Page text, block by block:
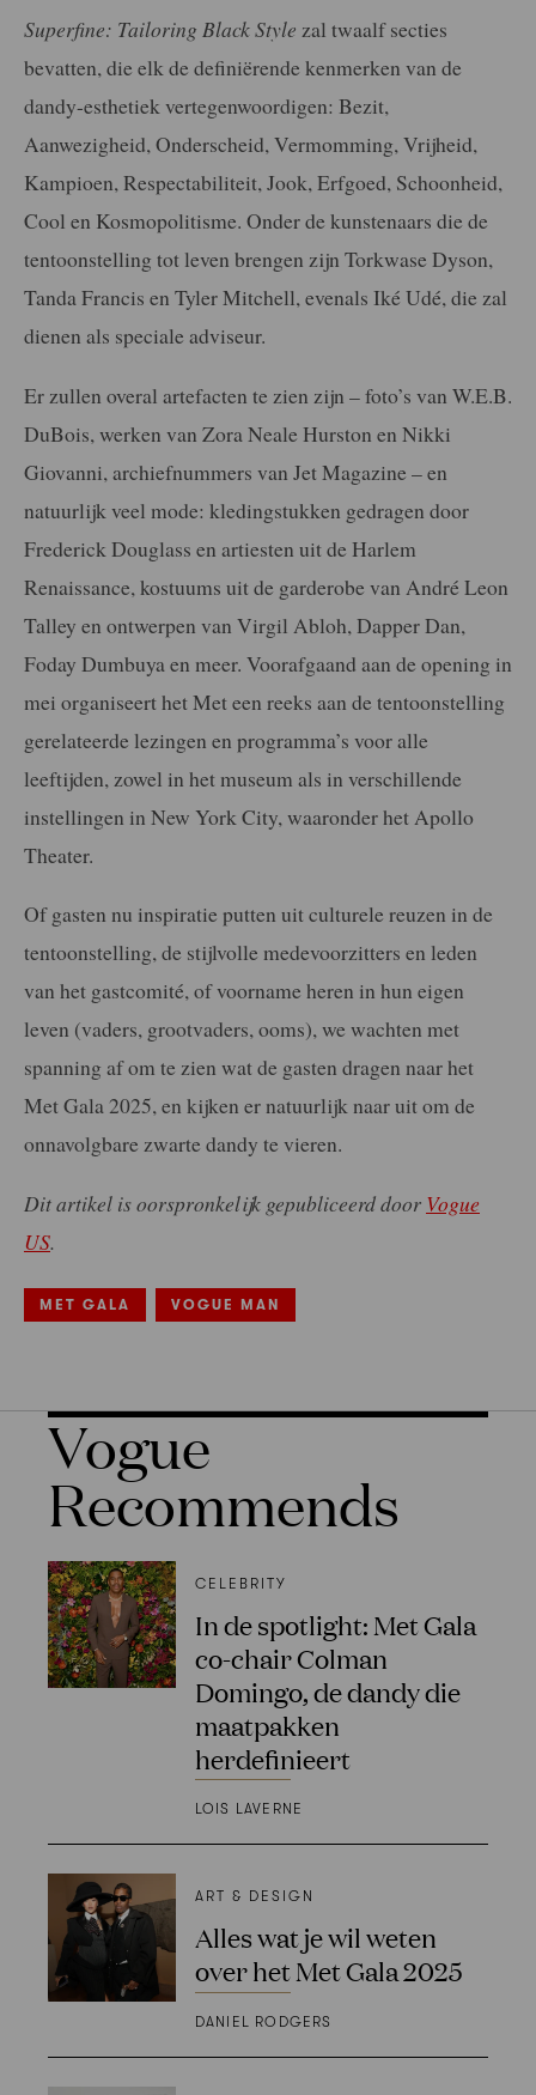
Superfine: Tailoring Black Style zal twaalf secties
bevatten, die elk de definiërende kenmerken van de
dandy-esthetiek vertegenwoordigen: Bezit,
Aanwezigheid, Onderscheid, Vermomming, Vrijheid,
Kampioen, Respectabiliteit, Jook, Erfgoed, Schoonheid,
Cool en Kosmopolitisme. Onder de kunstenaars die de
tentoonstelling tot leven brengen zijn Torkwase Dyson,
Tanda Francis en Tyler Mitchell, evenals Iké Udé, die zal
dienen als speciale adviseur.
Er zullen overal artefacten te zien zijn – foto’s van W.E.B.
DuBois, werken van Zora Neale Hurston en Nikki
Giovanni, archiefnummers van Jet Magazine – en
natuurlijk veel mode: kledingstukken gedragen door
Frederick Douglass en artiesten uit de Harlem
Renaissance, kostuums uit de garderobe van André Leon
Talley en ontwerpen van Virgil Abloh, Dapper Dan,
Foday Dumbuya en meer. Voorafgaand aan de opening in
mei organiseert het Met een reeks aan de tentoonstelling
gerelateerde lezingen en programma’s voor alle
leeftijden, zowel in het museum als in verschillende
instellingen in New York City, waaronder het Apollo
Theater.
Of gasten nu inspiratie putten uit culturele reuzen in de
tentoonstelling, de stijlvolle medevoorzitters en leden
van het gastcomité, of voorname heren in hun eigen
leven (vaders, grootvaders, ooms), we wachten met
spanning af om te zien wat de gasten dragen naar het
Met Gala 2025, en kijken er natuurlijk naar uit om de
onnavolgbare zwarte dandy te vieren.
Dit artikel is oorspronkelijk gepubliceerd door Vogue
US.
MET GALA VOGUE MAN
Vogue
Recommends
CELEBRITY
In de spotlight: Met Gala
co-chair Colman
Domingo, de dandy die
maatpakken
herdefinieert
LOIS LAVERNE
ART & DESIGN
Alles wat je wil weten
over het Met Gala 2025
DANIEL RODGERS